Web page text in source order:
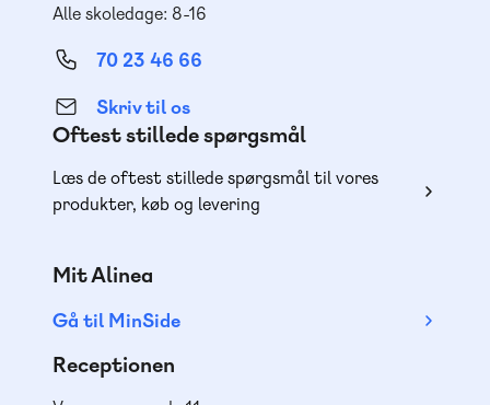
Alle skoledage: 8-16
70 23 46 66
Skriv til os
Oftest stillede spørgsmål
Læs de oftest stillede spørgsmål til vores
produkter, køb og levering
Mit Alinea
Gå til MinSide
Receptionen